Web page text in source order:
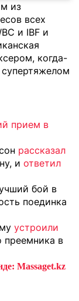
из
всех
и IBF и
когда-
прием в
рассказал
и ответил
бой в
поединка
устроили
преемника в
Massaget.kz